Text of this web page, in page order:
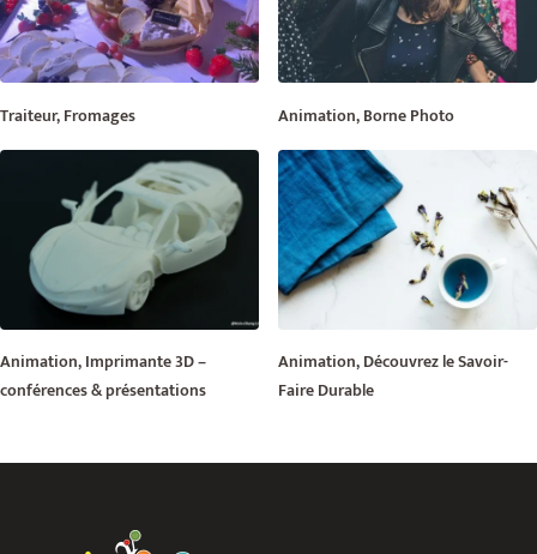
Traiteur, Fromages Animation, Borne Photo
Animation, Imprimante 3D –
conférences & présentations
Animation, Découvrez le Savoir-
Faire Durable